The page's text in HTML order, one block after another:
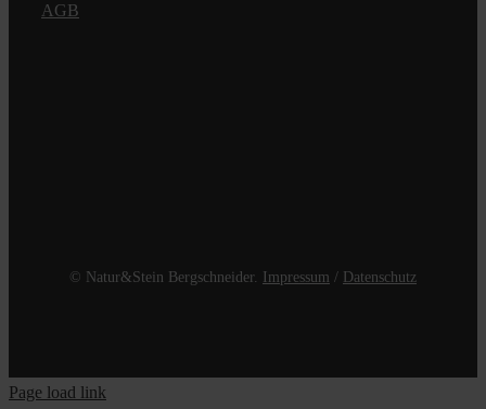
AGB
© Natur&Stein Bergschneider. Impressum / Datenschutz
Page load link